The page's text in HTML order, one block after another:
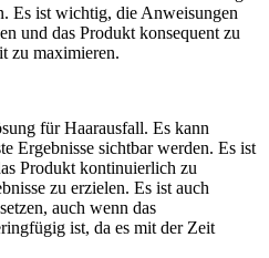
Es ist wichtig, die Anweisungen
und das Produkt konsequent zu
zu maximieren.
für Haarausfall. Es kann
Ergebnisse sichtbar werden. Es ist
Produkt kontinuierlich zu
zu erzielen. Es ist auch
auch wenn das
ist, da es mit der Zeit